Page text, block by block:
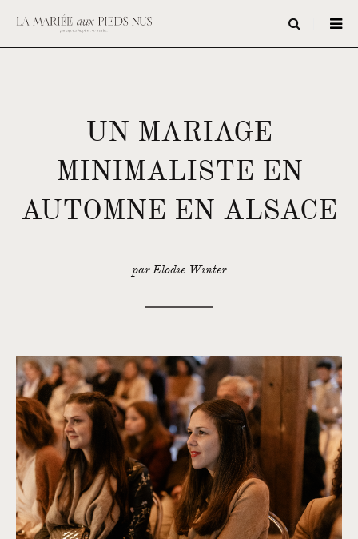
UN MARIAGE
MINIMALISTE EN
AUTOMNE EN ALSACE
par Elodie Winter